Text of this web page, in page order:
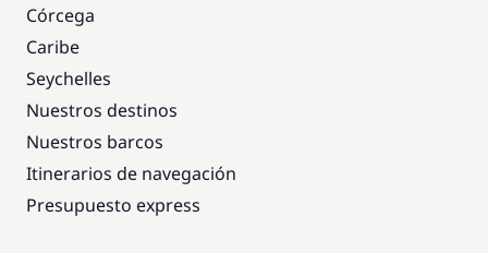
Córcega
Caribe
Seychelles
Nuestros destinos
Nuestros barcos
Itinerarios de navegación
Presupuesto express